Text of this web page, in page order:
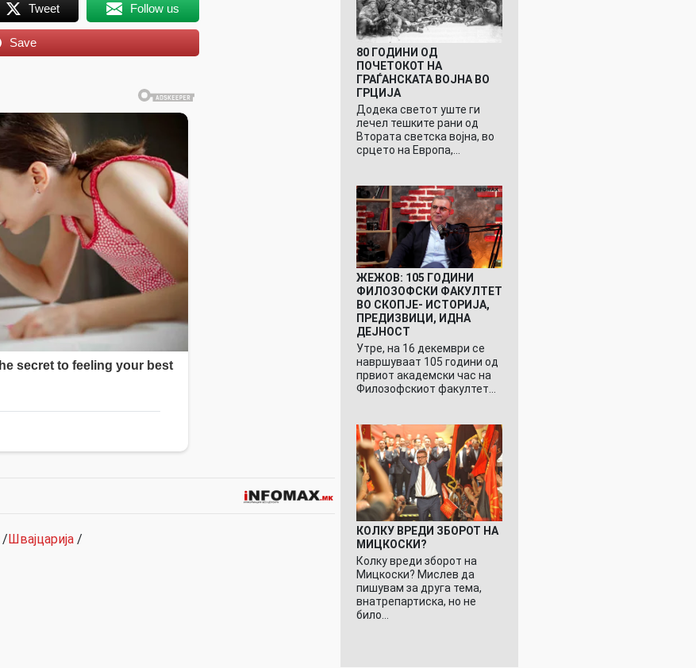
Tweet Follow us
Save
/ Швајцарија /
80 ГОДИНИ ОД
ПОЧЕТОКОТ НА
ГРАЃАНСКАТА ВОЈНА ВО
ГРЦИЈА
Додека светот уште ги
лечел тешките рани од
Втората светска војна, во
срцето на Европа,…
ЖЕЖОВ: 105 ГОДИНИ
ФИЛОЗОФСКИ ФАКУЛТЕТ
ВО СКОПЈЕ- ИСТОРИЈА,
ПРЕДИЗВИЦИ, ИДНА
ДЕЈНОСТ
Утре, на 16 декември се
навршуваат 105 години од
првиот академски час на
Филозофскиот факултет…
КОЛКУ ВРЕДИ ЗБОРОТ НА
МИЦКОСКИ?
Колку вреди зборот на
Мицкоски? Мислев да
пишувам за друга тема,
внатрепартиска, но не
било…